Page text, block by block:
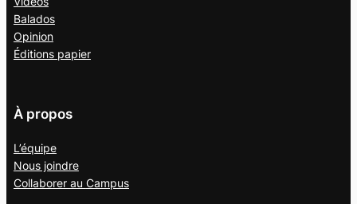
Balados
Opinion
Éditions papier
À propos
L’équipe
Nous joindre
Collaborer au Campus